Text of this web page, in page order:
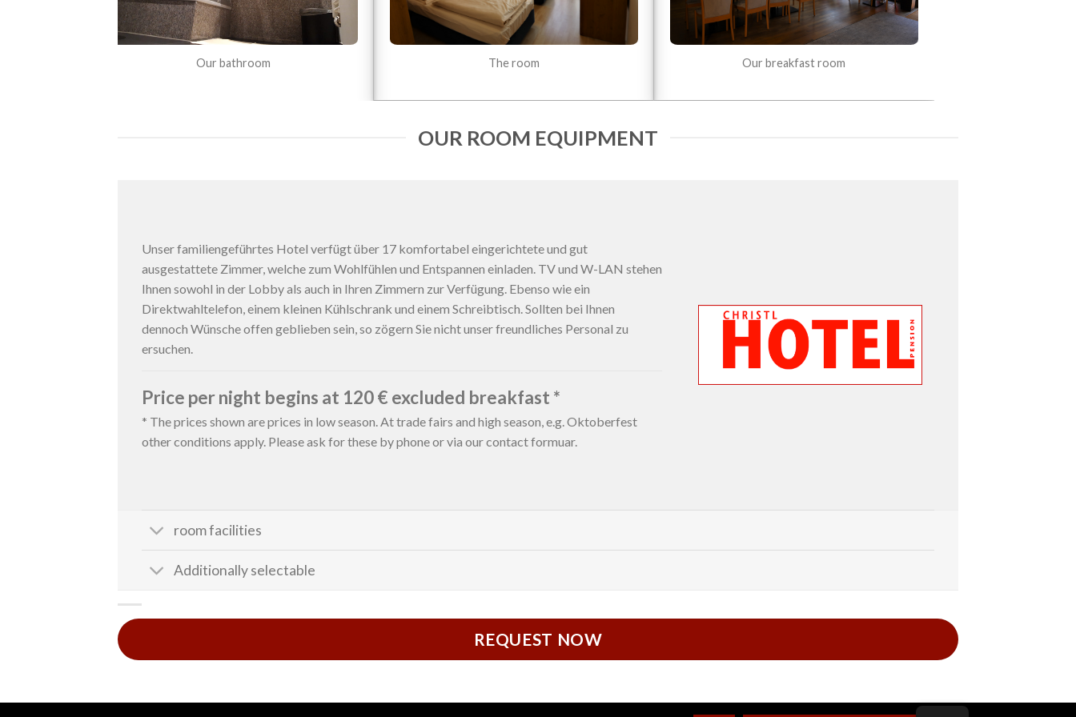
Our bathroom The room Our breakfast room
OUR ROOM EQUIPMENT
Unser familiengeführtes Hotel verfügt über 17 komfortabel eingerichtete und gut
ausgestattete Zimmer, welche zum Wohlfühlen und Entspannen einladen. TV und W-LAN stehen
Ihnen sowohl in der Lobby als auch in Ihren Zimmern zur Verfügung. Ebenso wie ein
Direktwahltelefon, einem kleinen Kühlschrank und einem Schreibtisch. Sollten bei Ihnen
dennoch Wünsche offen geblieben sein, so zögern Sie nicht unser freundliches Personal zu
ersuchen.
Price per night begins at 120 € excluded breakfast *
* The prices shown are prices in low season. At trade fairs and high season, e.g. Oktoberfest
other conditions apply. Please ask for these by phone or via our contact formuar.
room facilities
Additionally selectable
REQUEST NOW